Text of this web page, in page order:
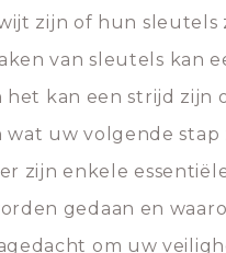
zijn of hun sleutels
van sleutels kan
het kan een strijd zijn
wat uw volgende stap
zijn enkele
gedaan en
om uw